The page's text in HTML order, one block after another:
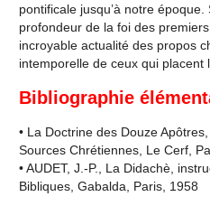
pontificale jusqu’à notre
profondeur de la foi des
incroyable actualité des propos
intemporelle de ceux qui
Bibliographie
• La Doctrine des Douze
Sources Chrétiennes, Le Cerf,
• AUDET, J.-P., La Didachè,
Bibliques, Gabalda, Paris, 1958